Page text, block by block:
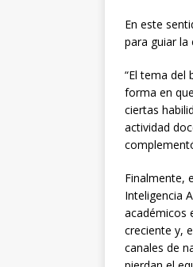
En este
para guiar la
“El tema del
forma en
ciertas
actividad
Finalmente,
Inteligencia
académicos
creciente y,
canales de